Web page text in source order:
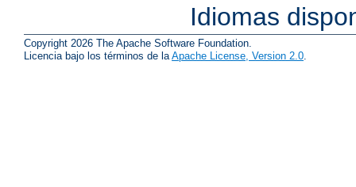
Idiomas
Copyright 2026 The Apache Software Foundation.
Licencia bajo los términos de laApache License, Version 2.0.